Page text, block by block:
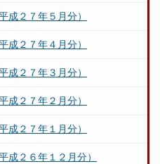
成２７年５月分）
成２７年４月分）
成２７年３月分）
成２７年２月分）
成２７年１月分）
成２６年１２月分）